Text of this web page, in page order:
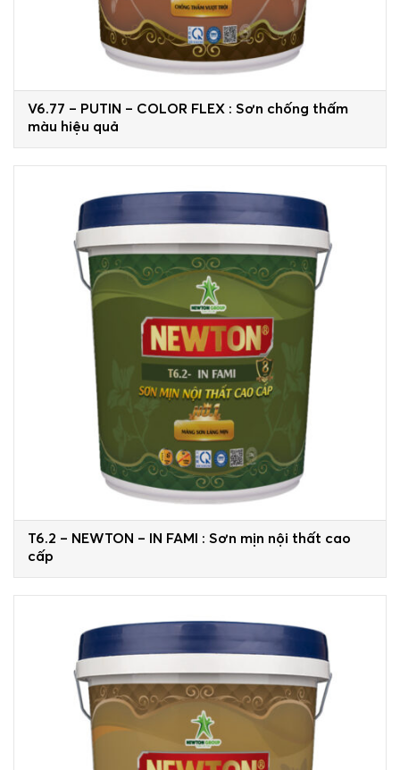
V6.77 – PUTIN – COLOR FLEX : Sơn chống thấm
màu hiệu quả
T6.2 – NEWTON – IN FAMI : Sơn mịn nội thất cao
cấp